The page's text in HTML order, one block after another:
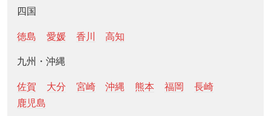
四国
徳島 愛媛 香川 高知
九州・沖縄
佐賀 大分 宮崎 沖縄 熊本 福岡
長崎
鹿児島